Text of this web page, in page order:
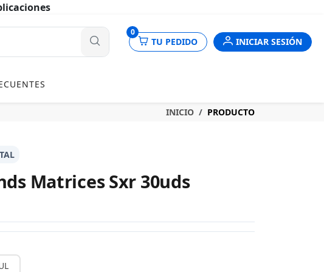
0
TU PEDIDO INICIAR SESIÓN
INICIO PRODUCTO
Matrices Sxr 30uds